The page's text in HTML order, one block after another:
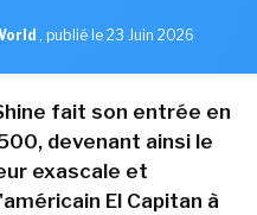
, publié le 23 Juin 2026
fait son entrée en
devenant ainsi le
exascale et
El Capitan à